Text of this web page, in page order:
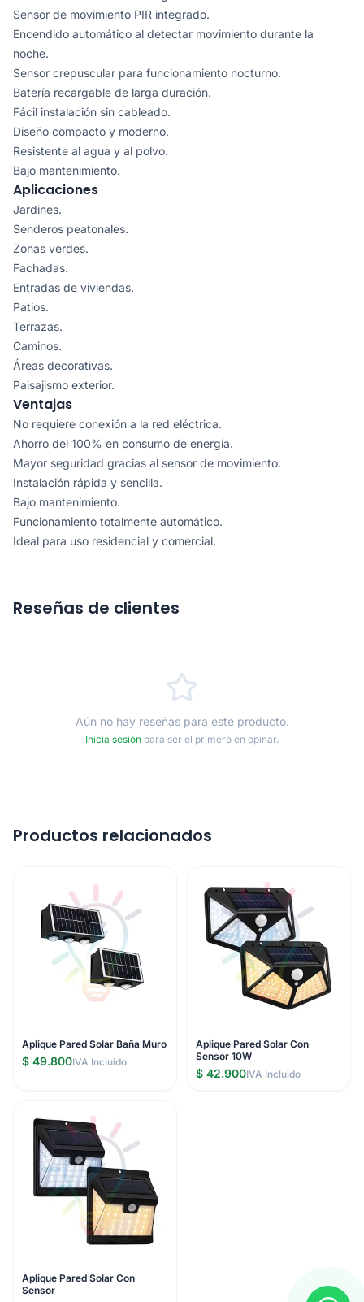
Sensor de movimiento PIR integrado.
Encendido automático al detectar movimiento durante la
noche.
Sensor crepuscular para funcionamiento nocturno.
Batería recargable de larga duración.
Fácil instalación sin cableado.
Diseño compacto y moderno.
Resistente al agua y al polvo.
Bajo mantenimiento.
Aplicaciones
Jardines.
Senderos peatonales.
Zonas verdes.
Fachadas.
Entradas de viviendas.
Patios.
Terrazas.
Caminos.
Áreas decorativas.
Paisajismo exterior.
Ventajas
No requiere conexión a la red eléctrica.
Ahorro del 100% en consumo de energía.
Mayor seguridad gracias al sensor de movimiento.
Instalación rápida y sencilla.
Bajo mantenimiento.
Funcionamiento totalmente automático.
Ideal para uso residencial y comercial.
Reseñas de clientes
Aún no hay reseñas para este producto.
Inicia sesión para ser el primero en opinar.
Productos relacionados
Aplique Pared Solar Baña Muro
$ 49.800IVA Incluido
Aplique Pared Solar Con
Sensor 10W
$ 42.900IVA Incluido
Aplique Pared Solar Con
Sensor